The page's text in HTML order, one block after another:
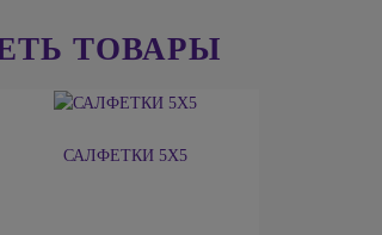
ТОВАРЫ
САЛФЕТКИ 5Х5